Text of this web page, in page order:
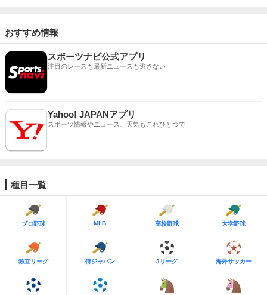
おすすめ情報
スポーツナビ公式アプリ
注目のレースも最新ニュースも逃さない
Yahoo! JAPANアプリ
スポーツ情報やニュース、天気もこれひとつで
種目一覧
プロ野球 MLB 高校野球 大学野球
独立リーグ 侍ジャパン Jリーグ 海外サッカー